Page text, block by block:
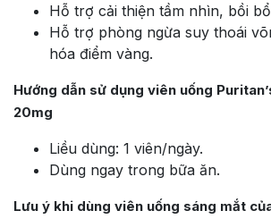
Hỗ trợ cải thiện tầm nhìn, bồi
Hỗ trợ phòng ngừa suy thoái
hóa điểm vàng.
Hướng dẫn sử dụng viên uống
20mg
Liều dùng: 1 viên/ngày.
Dùng ngay trong bữa ăn.
Lưu ý khi dùng viên uống sáng mắt